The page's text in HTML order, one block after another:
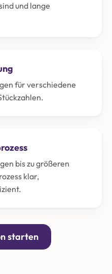
und lange
für verschiedene
bis zu größeren
klar,
starten